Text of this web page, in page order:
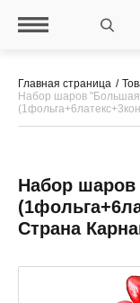
Главная страница
Набор шаров
Набор
Страна